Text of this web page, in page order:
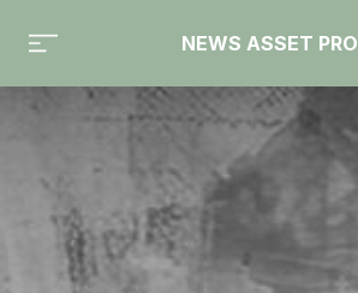
NEWS ASSET PRO
Toute l'actualité sur "People"